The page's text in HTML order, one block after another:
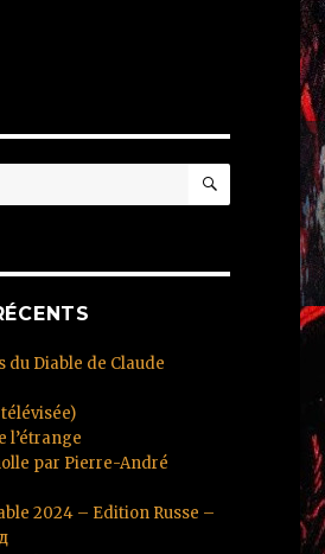
du Diable de Claude
l’étrange
par Pierre-André
2024 – Edition Russe –